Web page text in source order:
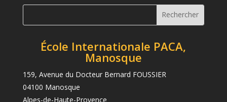
École Internationale PACA,
Manosque
159, Avenue du Docteur Bernard FOUSSIER
04100 Manosque
Alpes-de-Haute-Provence